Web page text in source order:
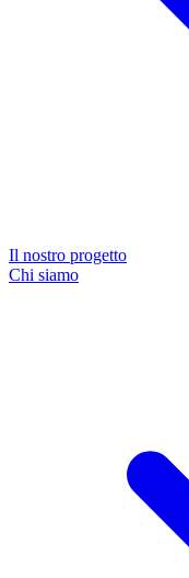
Il nostro progetto
Chi siamo